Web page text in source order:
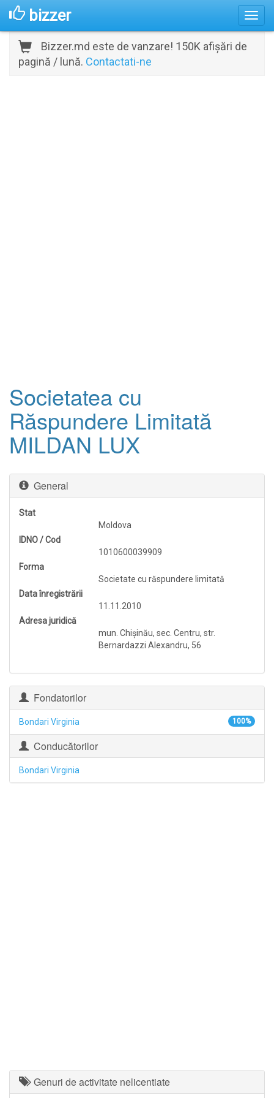
bizzer
Bizzer.md este de vanzare! 150K afișări de
pagină / lună. Contactati-ne
Societatea cu
Răspundere Limitată
MILDAN LUX
General
Stat
Moldova
IDNO / Cod
1010600039909
Forma
Societate cu răspundere limitată
Data înregistrării
11.11.2010
Adresa juridică
mun. Chişinău, sec. Centru, str.
Bernardazzi Alexandru, 56
Fondatorilor
Bondari Virginia 100%
Conducătorilor
Bondari Virginia
Genuri de activitate nelicentiate